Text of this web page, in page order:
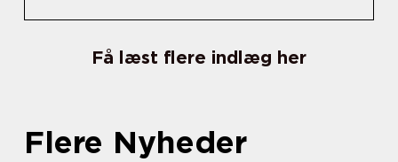
Få læst flere indlæg her
Flere Nyheder